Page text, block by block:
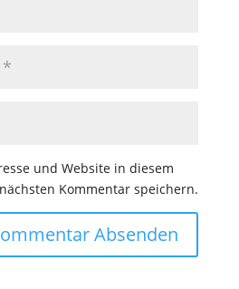
und Website in diesem
Kommentar speichern.